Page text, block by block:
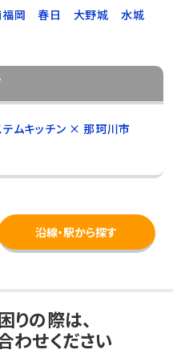
岡 春日 大野城
水城
テムキッチン × 那珂川市
沿線・駅から探す
りの際は、
わせください